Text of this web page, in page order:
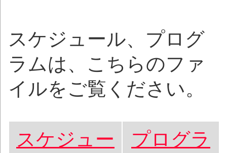
スケジュール、プログ
ラムは、こちらのファ
イルをご覧ください。
スケジュー
プログラ